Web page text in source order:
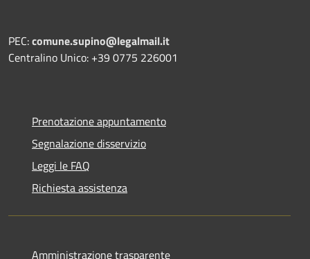
PEC:comune.supino@legalmail.it
Centralino Unico: +39 0775 226001
Prenotazione appuntamento
Segnalazione disservizio
Leggi le FAQ
Richiesta assistenza
Amministrazione trasparente